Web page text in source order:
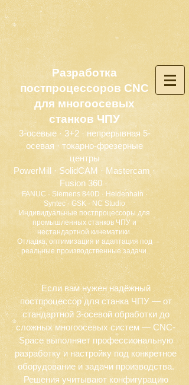
Разработка
постпроцессоров CNC
для многоосевых
станков ЧПУ
3-осевые · 3+2 · непрерывная 5-
осевая · токарно-фрезерные
центры
PowerMill · SolidCAM · Mastercam ·
Fusion 360 ·
FANUC · Siemens 840D · Heidenhain ·
Syntec · GSK · NC Studio
Индивидуальные постпроцессоры для
промышленных станков ЧПУ и
нестандартной кинематики.
Отладка, оптимизация и адаптация под
реальные производственные задачи.
Если вам нужен надёжный
постпроцессор для станка ЧПУ — от
стандартной 3-осевой обработки до
сложных многоосевых систем — CNC-
Space выполняет профессиональную
разработку и настройку под конкретное
оборудование и задачи производства.
Решения учитывают конфигурацию